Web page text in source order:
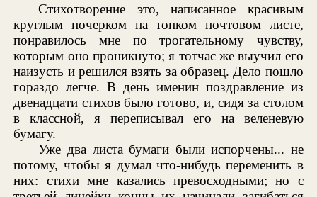
Стихотворение это, написанное красивым
круглым почерком на тонком почтовом листе,
понравилось мне по трогательному чувству,
которым оно проникнуто; я тотчас же выучил его
наизусть и решился взять за образец. Дело пошло
гораздо легче. В день именин поздравление из
двенадцати стихов было готово, и, сидя за столом
в классной, я переписывал его на веленевую
бумагу.
Уже два листа бумаги были испорчены... не
потому, чтобы я думал что-нибудь переменить в
них: стихи мне казались превосходными; но с